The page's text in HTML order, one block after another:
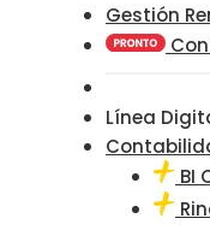
Gestión
Línea
BI